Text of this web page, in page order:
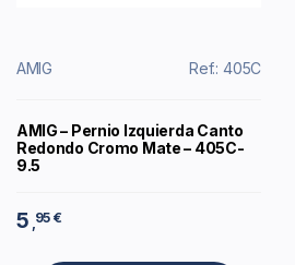
AMIG Ref.: 405C
AMIG – Pernio Izquierda Canto
Redondo Cromo Mate – 405C-
9.5
5 95 €